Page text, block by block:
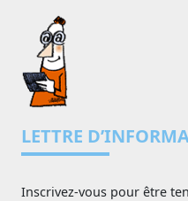
LETTRE
Inscrivez-vous pour être